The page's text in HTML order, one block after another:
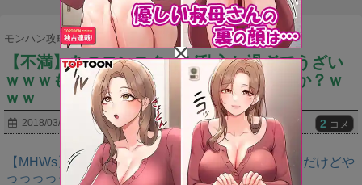
モンハン攻略まとめ隊 > モンスター
【不満】あのモンスターが乱入し過ぎてうざい
ｗｗｗもう少し頻度控え目でも良くないか？ｗ
ｗｗ
2018/03/13 2 コメ
【MHWs】ゴールドエディションの値段今知ったんだけどや
っっっっっっすwwwww